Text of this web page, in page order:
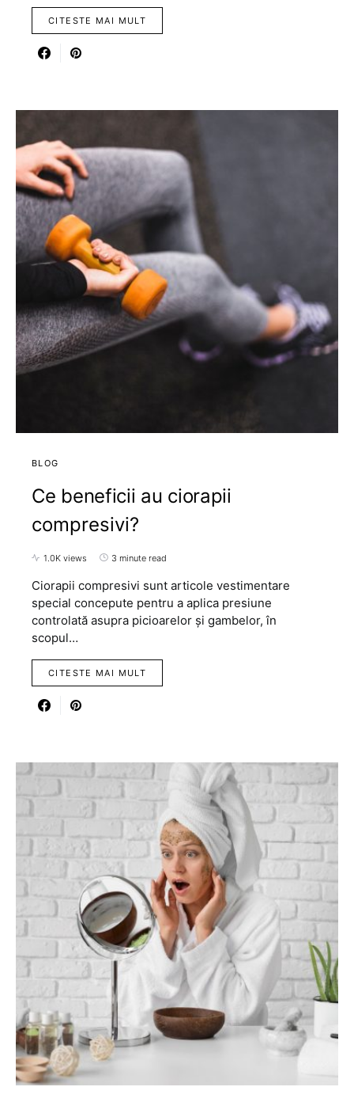
CITESTE MAI MULT
BLOG
Ce beneficii au ciorapii
compresivi?
1.0K views 3 minute read
Ciorapii compresivi sunt articole vestimentare
special concepute pentru a aplica presiune
controlată asupra picioarelor și gambelor, în
scopul…
CITESTE MAI MULT